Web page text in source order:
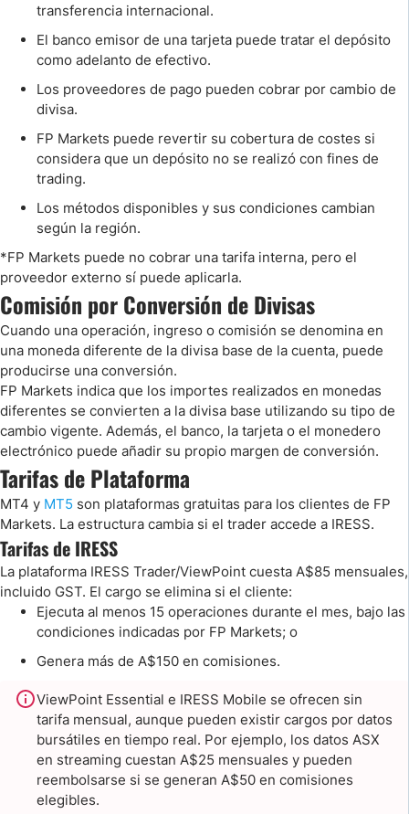
transferencia internacional.
El banco emisor de una tarjeta puede tratar el depósito
como adelanto de efectivo.
Los proveedores de pago pueden cobrar por cambio de
divisa.
FP Markets puede revertir su cobertura de costes si
considera que un depósito no se realizó con fines de
trading.
Los métodos disponibles y sus condiciones cambian
según la región.
*FP Markets puede no cobrar una tarifa interna, pero el
proveedor externo sí puede aplicarla.
Comisión por Conversión de Divisas
Cuando una operación, ingreso o comisión se denomina en
una moneda diferente de la divisa base de la cuenta, puede
producirse una conversión.
FP Markets indica que los importes realizados en monedas
diferentes se convierten a la divisa base utilizando su tipo de
cambio vigente. Además, el banco, la tarjeta o el monedero
electrónico puede añadir su propio margen de conversión.
Tarifas de Plataforma
MT4 y MT5 son plataformas gratuitas para los clientes de FP
Markets. La estructura cambia si el trader accede a IRESS.
Tarifas de IRESS
La plataforma IRESS Trader/ViewPoint cuesta A$85 mensuales,
incluido GST. El cargo se elimina si el cliente:
Ejecuta al menos 15 operaciones durante el mes, bajo las
condiciones indicadas por FP Markets; o
Genera más de A$150 en comisiones.
ViewPoint Essential e IRESS Mobile se ofrecen sin
tarifa mensual, aunque pueden existir cargos por datos
bursátiles en tiempo real. Por ejemplo, los datos ASX
en streaming cuestan A$25 mensuales y pueden
reembolsarse si se generan A$50 en comisiones
elegibles.